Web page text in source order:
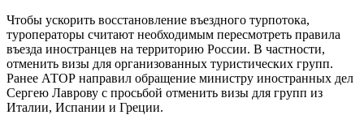
Чтобы ускорить восстановление въездного турпотока,
туроператоры считают необходимым пересмотреть правила
въезда иностранцев на территорию России. В частности,
отменить визы для организованных туристических групп.
Ранее АТОР направил обращение министру иностранных дел
Сергею Лаврову с просьбой отменить визы для групп из
Италии, Испании и Греции.